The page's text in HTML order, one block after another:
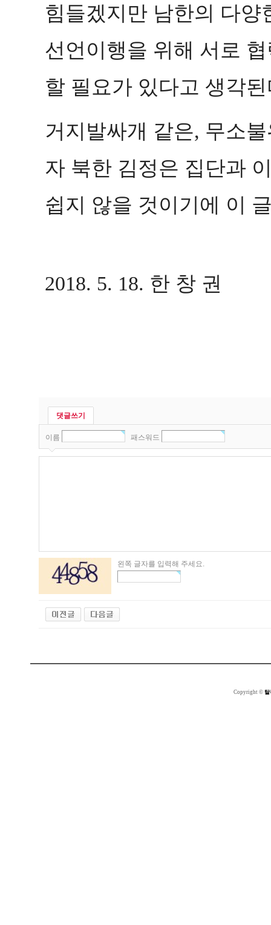
힘들겠지만 남한의 다
선언이행을 위해 서로
할 필요가 있다고 생각
거지발싸개 같은, 무소
자 북한 김정은 집단과
쉽지 않을 것이기에 이
2018. 5. 18. 한 창 권
댓글쓰기
이름 패스워드
왼쪽 글자를 입력해 주세요.
Copyright ©